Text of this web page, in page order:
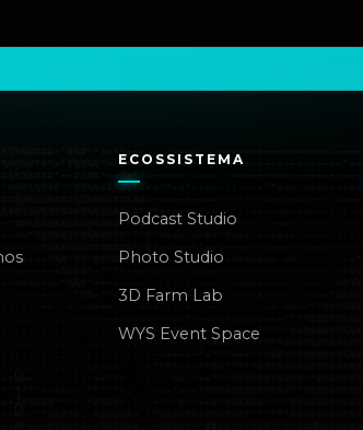
ECOSSISTEMA
Podcast Studio
Photo Studio
3D Farm Lab
WYS Event Space